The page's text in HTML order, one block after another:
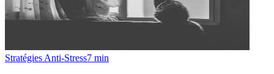
Stratégies Anti-Stress7 min